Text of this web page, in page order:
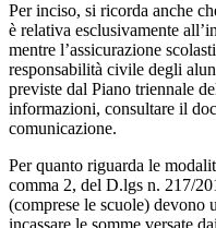
Per inciso, si ricorda anche
è relativa esclusivamente
mentre l’assicurazione
responsabilità civile degli
previste dal Piano triennale
informazioni, consultare il
comunicazione.
Per quanto riguarda le
comma 2, del D.lgs n. 217/
(comprese le scuole) devono